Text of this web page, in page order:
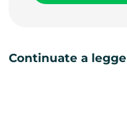
Continuate a